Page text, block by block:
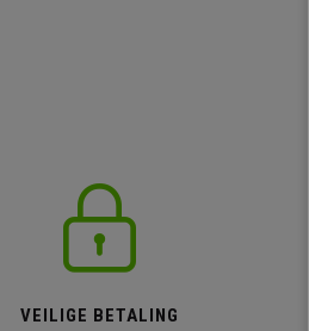
VEILIGE BETALING